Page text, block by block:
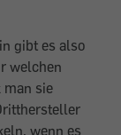
gibt es also
welchen
sie
wenn es